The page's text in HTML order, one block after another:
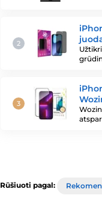
Rūšiuoti pagal: